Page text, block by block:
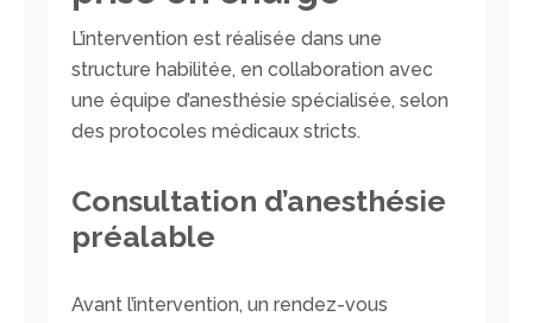
L’intervention est réalisée dans une
structure habilitée, en collaboration avec
une équipe d’anesthésie spécialisée, selon
des protocoles médicaux stricts.
Consultation d’anesthésie
préalable
Avant l’intervention, un rendez-vous